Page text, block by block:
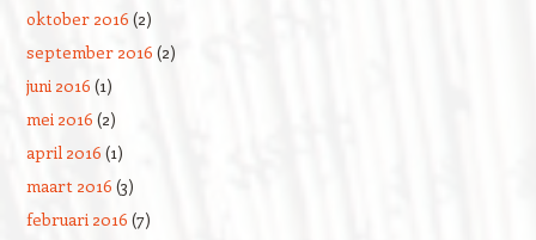
oktober 2016 (2)
september 2016 (2)
juni 2016 (1)
mei 2016 (2)
april 2016 (1)
maart 2016 (3)
februari 2016 (7)